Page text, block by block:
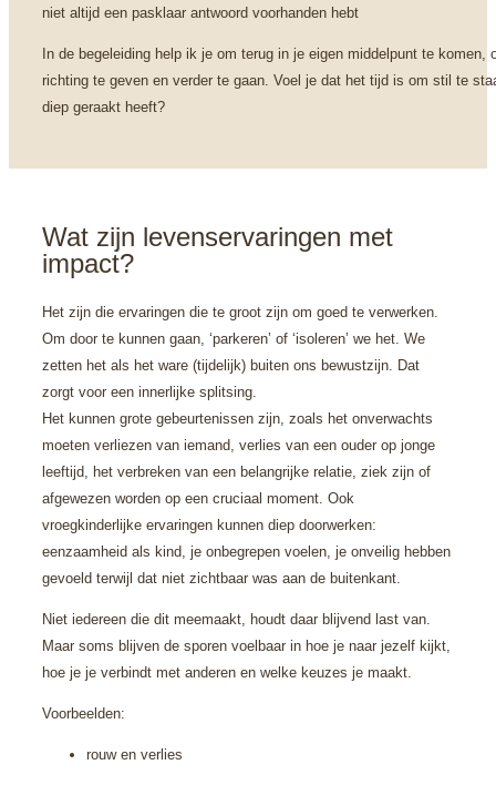
niet altijd een pasklaar antwoord voorhanden hebt
In de begeleiding help ik je om terug in je eigen middelpunt te komen,
richting te geven en verder te gaan. Voel je dat het tijd is om stil te
diep geraakt heeft?
Wat zijn levenservaringen met
impact?
Het zijn die ervaringen die te groot zijn om goed te verwerken.
Om door te kunnen gaan, ‘parkeren’ of ‘isoleren’ we het. We
zetten het als het ware (tijdelijk) buiten ons bewustzijn. Dat
zorgt voor een innerlijke splitsing.
Het kunnen grote gebeurtenissen zijn, zoals het onverwachts
moeten verliezen van iemand, verlies van een ouder op jonge
leeftijd, het verbreken van een belangrijke relatie, ziek zijn of
afgewezen worden op een cruciaal moment. Ook
vroegkinderlijke ervaringen kunnen diep doorwerken:
eenzaamheid als kind, je onbegrepen voelen, je onveilig hebben
gevoeld terwijl dat niet zichtbaar was aan de buitenkant.
Niet iedereen die dit meemaakt, houdt daar blijvend last van.
Maar soms blijven de sporen voelbaar in hoe je naar jezelf kijkt,
hoe je je verbindt met anderen en welke keuzes je maakt.
Voorbeelden:
rouw en verlies